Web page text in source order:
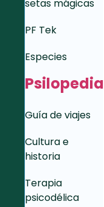
setas mágicas
PF Tek
Especies
Psilopedia
Guía de viajes
Cultura e
historia
Terapia
psicodélica